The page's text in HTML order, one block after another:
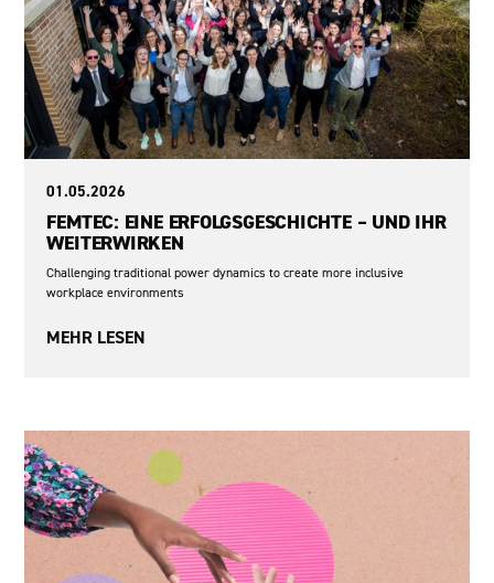
01.05.2026
FEMTEC: EINE ERFOLGSGESCHICHTE – UND IHR
WEITERWIRKEN
Challenging traditional power dynamics to create more inclusive
workplace environments
MEHR LESEN